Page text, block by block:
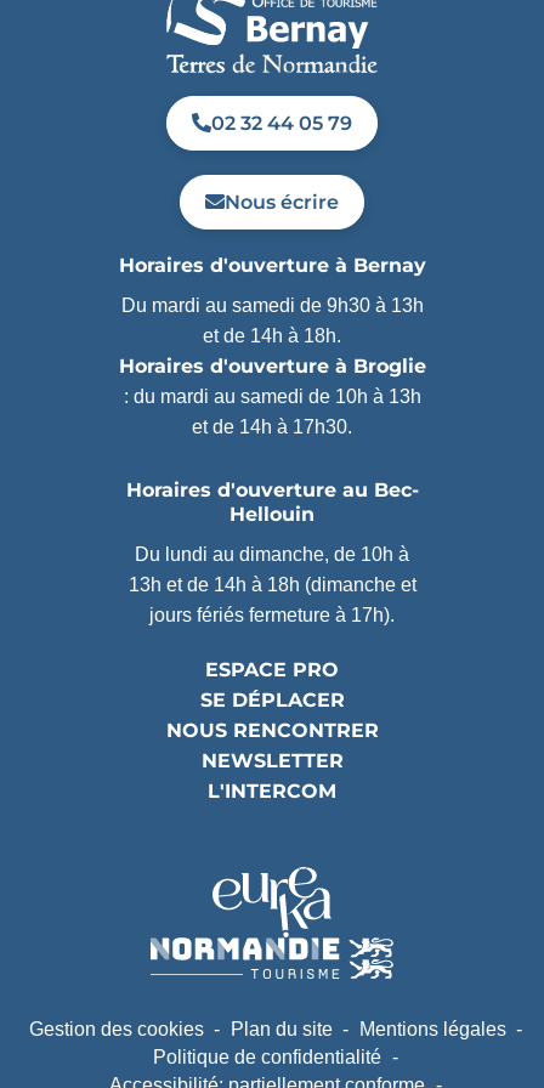
02 32 44 05 79
Nous écrire
Horaires d'ouverture à Bernay
Du mardi au samedi de 9h30 à 13h
et de 14h à 18h.
Horaires d'ouverture à Broglie
: du mardi au samedi de 10h à 13h
et de 14h à 17h30.
Horaires d'ouverture au Bec-
Hellouin
Du lundi au dimanche, de 10h à
13h et de 14h à 18h (dimanche et
jours fériés fermeture à 17h).
ESPACE PRO
SE DÉPLACER
NOUS RENCONTRER
NEWSLETTER
L'INTERCOM
Partenaires
(ouverture dans un nouvel
Gestion des cookies
Plan du site
Mentions légales
Politique de confidentialité